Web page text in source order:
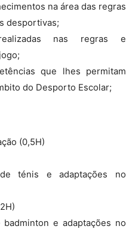
na área das regras
desportivas;
nas regras e
que lhes permitam
do Desporto Escolar;
(0,5H)
ténis e adaptações no
e adaptações no